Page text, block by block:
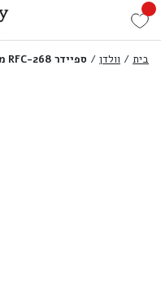
בית / וולדן / ספיידר RFC-268 מכונת תספורת מקצועית וולדן